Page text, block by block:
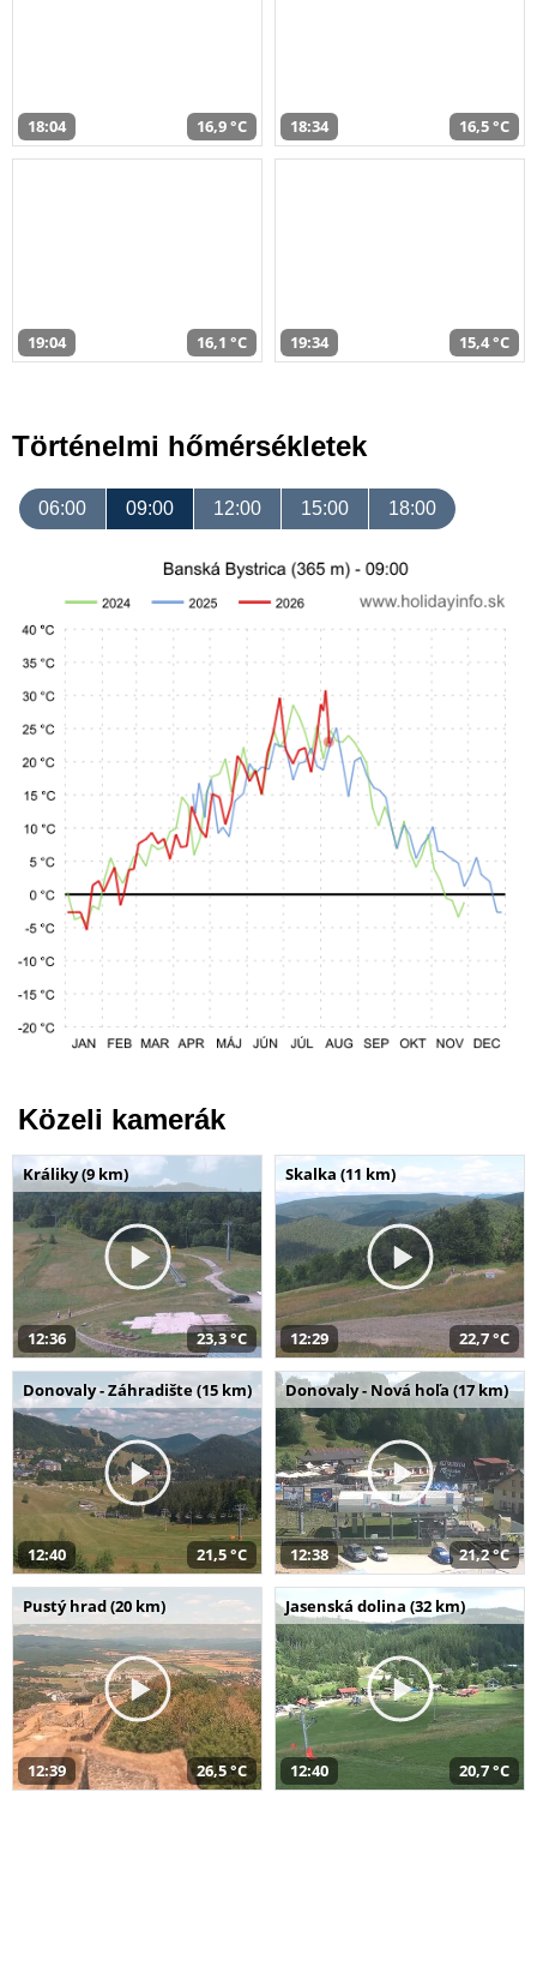
18:04 16,9 °C 18:34 16,5 °C
19:04 16,1 °C 19:34 15,4 °C
Történelmi hőmérsékletek
06:00 09:00 12:00 15:00 18:00
Közeli kamerák
Králiky (9 km)
12:36 23,3 °C
Skalka (11 km)
12:29 22,7 °C
Donovaly - Záhradište (15 km)
12:40 21,5 °C
Donovaly - Nová hoľa (17 km)
12:38 21,2 °C
Pustý hrad (20 km)
12:39 26,5 °C
Jasenská dolina (32 km)
12:40 20,7 °C